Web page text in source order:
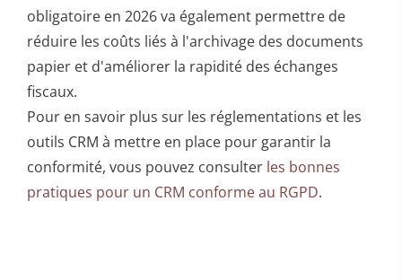
obligatoire en 2026 va également permettre de
réduire les coûts liés à l'archivage des documents
papier et d'améliorer la rapidité des échanges
fiscaux.
Pour en savoir plus sur les réglementations et les
outils CRM à mettre en place pour garantir la
conformité, vous pouvez consulter les bonnes
pratiques pour un CRM conforme au RGPD.